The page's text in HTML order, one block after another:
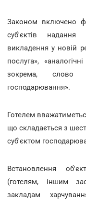
Законом включено
суб'єктів
викладення у новій
послуга»,
зокрема, слово
господарювання».
Готелем
що складається з
суб'єктом
Встановлення
(готелям, іншим
закладам